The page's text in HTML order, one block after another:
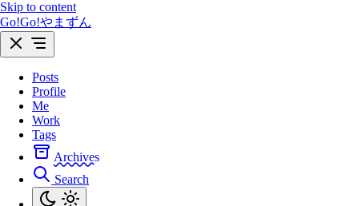
Skip to content
Go!Go!やまずん
Posts
Profile
Me
Work
Tags
Archives
Search